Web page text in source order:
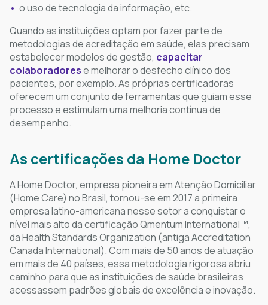
o uso de tecnologia da informação, etc.
Quando as instituições optam por fazer parte de
metodologias de acreditação em saúde, elas precisam
estabelecer modelos de gestão, capacitar
colaboradorese melhorar o desfecho clínico dos
pacientes, por exemplo. As próprias certificadoras
oferecem um conjunto de ferramentas que guiam esse
processo e estimulam uma melhoria contínua de
desempenho.
As certificações da Home Doctor
A Home Doctor, empresa pioneira em Atenção Domiciliar
(Home Care) no Brasil, tornou-se em 2017 a primeira
empresa latino-americana nesse setor a conquistar o
nível mais alto da certificação Qmentum International™,
da Health Standards Organization (antiga Accreditation
Canada International). Com mais de 50 anos de atuação
em mais de 40 países, essa metodologia rigorosa abriu
caminho para que as instituições de saúde brasileiras
acessassem padrões globais de excelência e inovação.